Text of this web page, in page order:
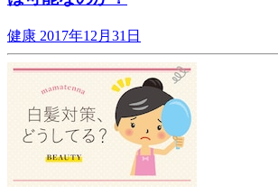
健康 2017年12月31日